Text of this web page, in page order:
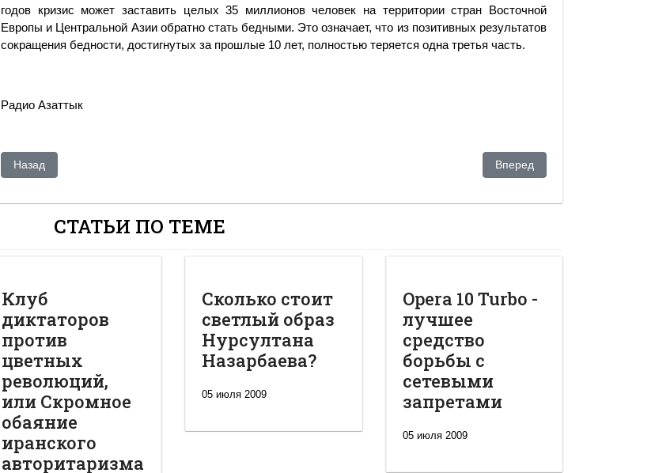
годов кризис может заставить целых 35 миллионов человек на территории стран Восточной
Европы и Центральной Азии обратно стать бедными. Это означает, что из позитивных результатов
сокращения бедности, достигнутых за прошлые 10 лет, полностью теряется одна третья часть.
Радио Азаттык
Предыдущий: Вошли в полсотню.
Назад Следующий: Золотая
Вперед
СТАТЬИ ПО ТЕМЕ
Клуб
диктаторов
против
цветных
революций,
или Скромное
обаяние
иранского
авторитаризма
Сколько стоит
светлый образ
Нурсултана
Назарбаева?
05 июля 2009
Opera 10 Turbo -
лучшее
средство
борьбы с
сетевыми
запретами
05 июля 2009